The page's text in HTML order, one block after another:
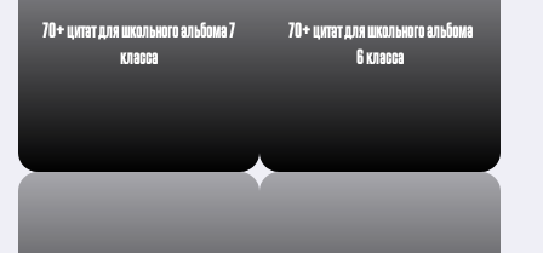
70+ цитат для школьного альбома 7
класса
70+ цитат для школьного альбома
6 класса